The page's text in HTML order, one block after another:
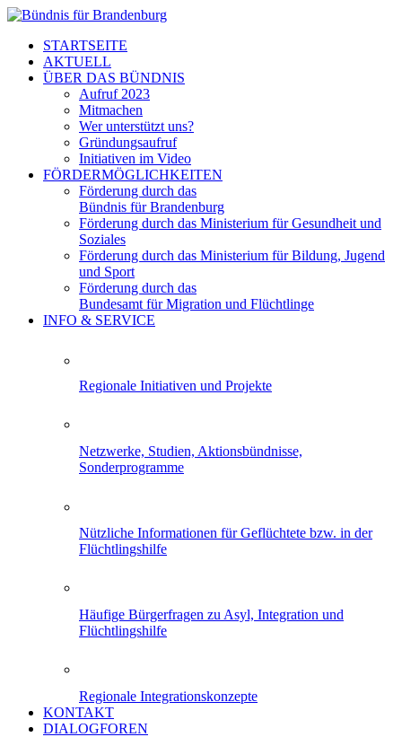
STARTSEITE
AKTUELL
ÜBER DAS BÜNDNIS
Aufruf 2023
Mitmachen
Wer unterstützt uns?
Gründungsaufruf
Initiativen im Video
FÖRDERMÖGLICHKEITEN
Förderung durch das
Bündnis für Brandenburg
Förderung durch das Ministerium für Gesundheit und
Soziales
Förderung durch das Ministerium für Bildung, Jugend
und Sport
Förderung durch das
Bundesamt für Migration und Flüchtlinge
INFO & SERVICE
Regionale Initiativen und Projekte
Netzwerke, Studien, Aktionsbündnisse,
Sonderprogramme
Nützliche Informationen für Geflüchtete bzw. in der
Flüchtlingshilfe
Häufige Bürgerfragen zu Asyl, Integration und
Flüchtlingshilfe
Regionale Integrationskonzepte
KONTAKT
DIALOGFOREN